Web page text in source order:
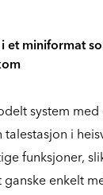
et miniformat
system
i
funksjoner,
enkelt